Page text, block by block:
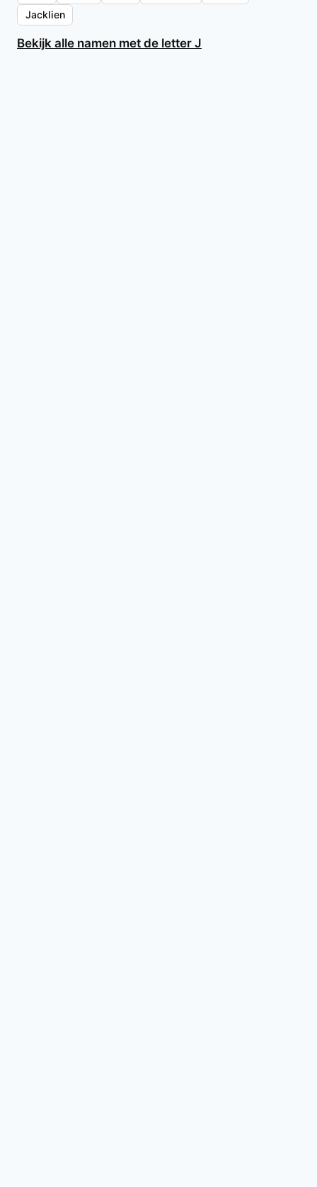
Jacklien
Bekijk alle namen met de letter J